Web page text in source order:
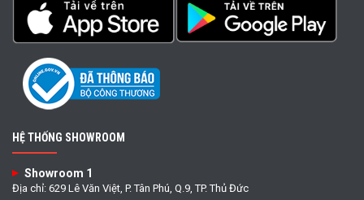
HỆ THỐNG SHOWROOM
Showroom 1
Địa chỉ: 629 Lê Văn Việt, P. Tân Phú, Q.9, TP. Thủ Đức